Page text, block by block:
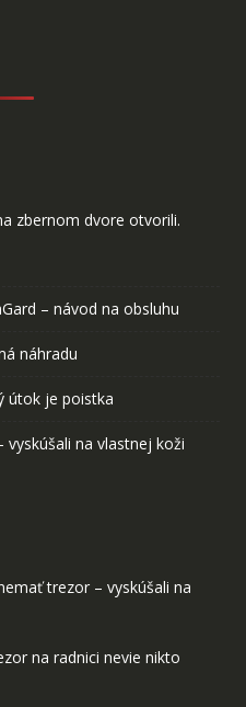
zbernom dvore otvorili.
– návod na obsluhu
náhradu
útok je poistka
na vlastnej koži
trezor – vyskúšali na
na radnici nevie nikto